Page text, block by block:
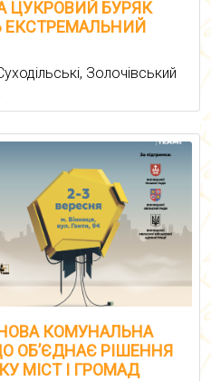
ЦУКРОВИЙ БУРЯК
Золочівський
НОВА КОМУНАЛЬНА
ОБ’ЄДНАЄ РІШЕННЯ
МІСТ І ГРОМАД